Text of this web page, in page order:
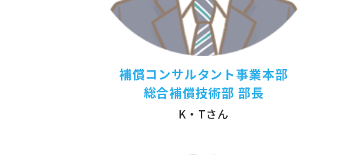
補償コンサルタント事業本部
総合補償技術部 部長
K・Tさん